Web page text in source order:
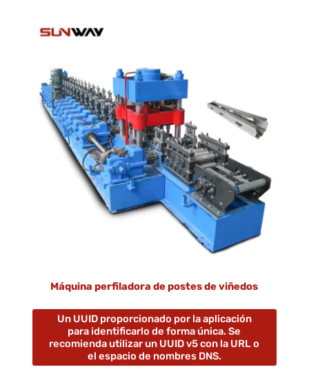
Máquina perfiladora de postes de viñedos
Un UUID proporcionado por la aplicación
para identificarlo de forma única. Se
recomienda utilizar un UUID v5 con la URL o
el espacio de nombres DNS.